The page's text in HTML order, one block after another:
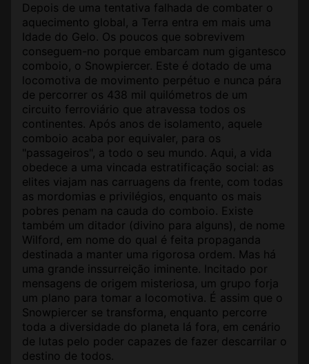
Depois de uma tentativa falhada de combater o
aquecimento global, a Terra entra em mais uma
Idade do Gelo. Os poucos que sobrevivem
conseguem-no porque embarcam num gigantesco
comboio, o Snowpiercer. Este é dotado de uma
locomotiva de movimento perpétuo e nunca pára
de percorrer os 438 mil quilómetros de um
circuito ferroviário que atravessa todos os
continentes. Após anos de isolamento, aquele
comboio acaba por equivaler, para os
"passageiros", a todo o seu mundo. Aqui, a vida
obedece a uma vincada estratificação social: as
elites viajam nas carruagens da frente, com todas
as mordomias e privilégios, enquanto os mais
pobres penam na cauda do comboio. Existe
também um ditador (divino para alguns), de nome
Wilford, em nome do qual é feita propaganda
destinada a manter uma rigorosa ordem. Mas há
uma grande inssurreição iminente. Incitado por
mensagens de origem misteriosa, um grupo forja
um plano para tomar a locomotiva. É assim que o
Snowpiercer se transforma, enquanto percorre
toda a diversidade do planeta lá fora, em cenário
de lutas pelo poder capazes de fazer descarrilar o
destino de todos.